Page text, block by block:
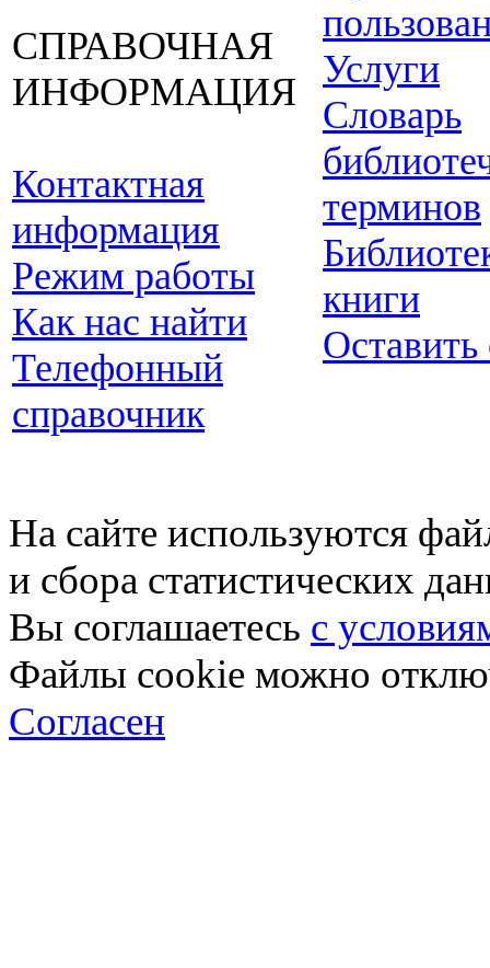
СПРАВОЧНАЯ
ИНФОРМАЦИЯ
Контактная
информация
Режим работы
Как нас найти
Телефонный
справочник
Услуги
Словарь
терминов
книги
Оставить
На сайте используются
и сбора статистических
Вы соглашаетесь с
Файлы cookie можно
Согласен